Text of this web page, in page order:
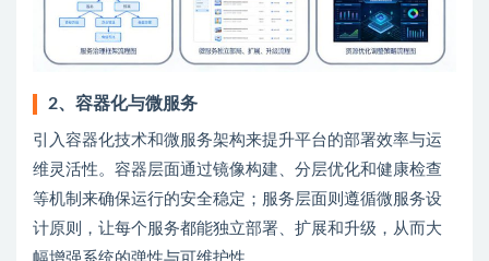
2、容器化与微服务
引入容器化技术和微服务架构来提升平台的部署效率与运
维灵活性。容器层面通过镜像构建、分层优化和健康检查
等机制来确保运行的安全稳定；服务层面则遵循微服务设
计原则，让每个服务都能独立部署、扩展和升级，从而大